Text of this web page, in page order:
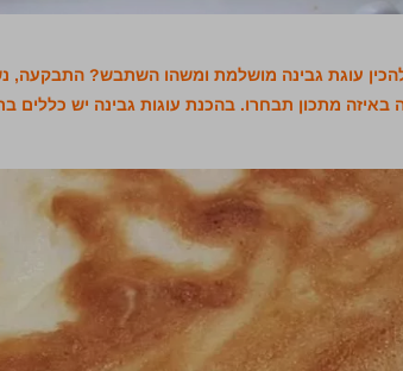
עוגת גבינה מושלמת ומשהו השתבש? התבקעה,
מתכון תבחרו. בהכנת עוגות גבינה יש כללים